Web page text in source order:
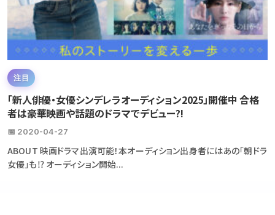
注目
「新人俳優・女優シンデレラオーディション2025」開催中 合格
者は豪華映画や話題のドラマでデビュー?!
📅 2020-04-27
ABOUT 映画ドラマ出演可能！本オーディション出身者にはあの「朝ドラ
女優」も⁉ オーディション開始...